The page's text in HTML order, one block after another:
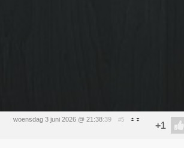
woensdag 3 juni 2026 @ 21:38:39 #5